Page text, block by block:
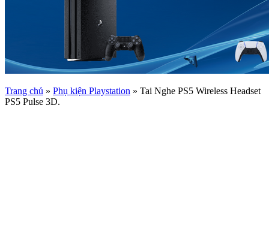
Trang chủ » Phụ kiện Playstation » Tai Nghe PS5 Wireless Headset
PS5 Pulse 3D.